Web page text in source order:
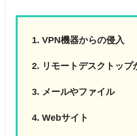
VPN機器からの侵入
リモートデスクトップ
メールやファイル
Webサイト